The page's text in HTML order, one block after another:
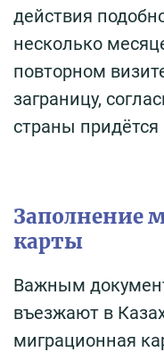
действия
несколько
повторном
заграницу,
страны придётся
Заполнение
карты
Важным
въезжают в
миграционная